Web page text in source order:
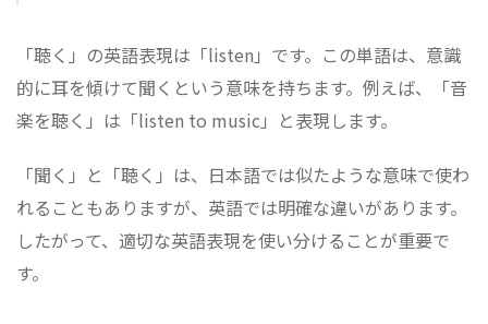
「聴く」の英語表現は「listen」です。この単語は、意識
的に耳を傾けて聞くという意味を持ちます。例えば、「音
楽を聴く」は「listen to music」と表現します。
「聞く」と「聴く」は、日本語では似たような意味で使わ
れることもありますが、英語では明確な違いがあります。
したがって、適切な英語表現を使い分けることが重要で
す。